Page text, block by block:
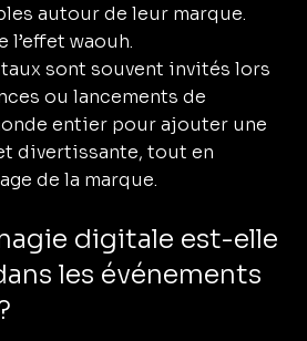
autour de leur marque.
l’effet waouh.
sont souvent invités lors
ou lancements de
entier pour ajouter une
divertissante, tout en
de la marque.
digitale est-elle
les événements